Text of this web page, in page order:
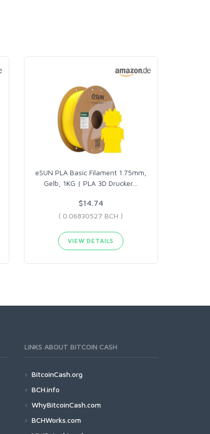
eSUN PLA Basic Filament 1.75mm,
Gelb, 1KG | PLA 3D Drucker…
$14.74
( 0.06830527 BCH )
VIEW DETAILS
LINKS ABOUT BITCOIN CASH
BitcoinCash.org
BCH.info
WhyBitcoinCash.com
BCHWorks.com